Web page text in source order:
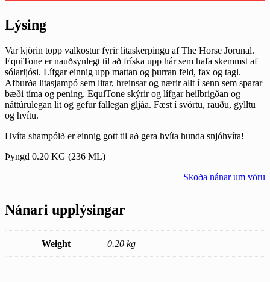
Lýsing
Var kjörin topp valkostur fyrir litaskerpingu af The Horse Jorunal.
EquiTone er nauðsynlegt til að fríska upp hár sem hafa skemmst af
sólarljósi. Lífgar einnig upp mattan og þurran feld, fax og tagl.
Afburða litasjampó sem litar, hreinsar og nærir allt í senn sem sparar
bæði tíma og pening. EquiTone skýrir og lífgar heilbrigðan og
náttúrulegan lit og gefur fallegan gljáa. Fæst í svörtu, rauðu, gylltu
og hvítu.
Hvíta shampóið er einnig gott til að gera hvíta hunda snjóhvíta!
Þyngd 0.20 KG (236 ML)
Skoða nánar um vöru
Nánari upplýsingar
Weight 0.20 kg